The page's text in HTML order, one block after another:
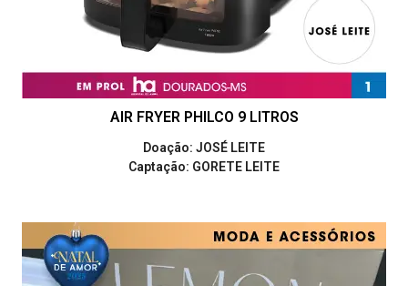
AIR FRYER PHILCO 9 LITROS
Doação: JOSÉ LEITE
Captação: GORETE LEITE